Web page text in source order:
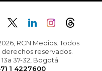
RCN Medios. Todos
derechos reservados.
13a 37-32, Bogotá
1 4227600